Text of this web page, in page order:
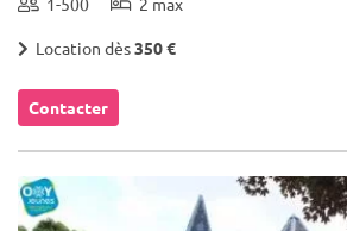
Location dès350 €
Contacter